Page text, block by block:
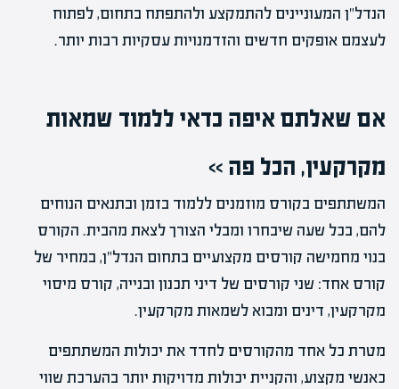
הנדל"ן המעוניינים להתמקצע ולהתפתח בתחום, לפתוח
לעצמם אופקים חדשים והזדמנויות עסקיות רבות יותר.
אם שאלתםאיפה כדאי ללמוד שמאות
מקרקעין, הכל פה >>
המשתתפים בקורס מוזמנים ללמוד בזמן ובתנאים הנוחים
להם, בכל שעה שיבחרו ומבלי הצורך לצאת מהבית. הקורס
בנוי מחמישה קורסים מקצועיים בתחום הנדל”ן, במחיר של
קורס אחד: שני קורסים של דיני תכנון ובנייה, קורס מיסוי
מקרקעין, דינים ומבוא לשמאות מקרקעין.
מטרת כל אחד מהקורסים לחדד את יכולות המשתתפים
כאנשי מקצוע, והקניית יכולות מדויקות יותר בהערכת שווי